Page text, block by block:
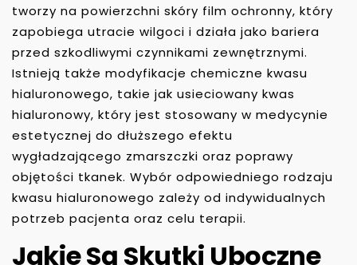
tworzy na powierzchni skóry film ochronny, który
zapobiega utracie wilgoci i działa jako bariera
przed szkodliwymi czynnikami zewnętrznymi.
Istnieją także modyfikacje chemiczne kwasu
hialuronowego, takie jak usieciowany kwas
hialuronowy, który jest stosowany w medycynie
estetycznej do dłuższego efektu
wygładzającego zmarszczki oraz poprawy
objętości tkanek. Wybór odpowiedniego rodzaju
kwasu hialuronowego zależy od indywidualnych
potrzeb pacjenta oraz celu terapii.
Jakie Są Skutki Uboczne